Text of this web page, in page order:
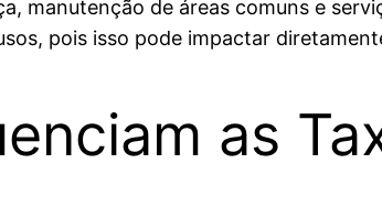
manutenção de áreas comuns e
pois isso pode impactar
as